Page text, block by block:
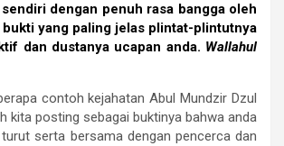
dengan penuh rasa bangga oleh
bukti yang paling jelas plintat-plintutnya
dan dustanya ucapan anda. Wallahul
contoh kejahatan Abul Mundzir Dzul
kita posting sebagai buktinya bahwa anda
serta bersama dengan pencerca dan